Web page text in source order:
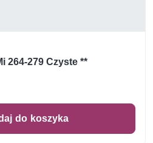
264-279 Czyste **
do koszyka